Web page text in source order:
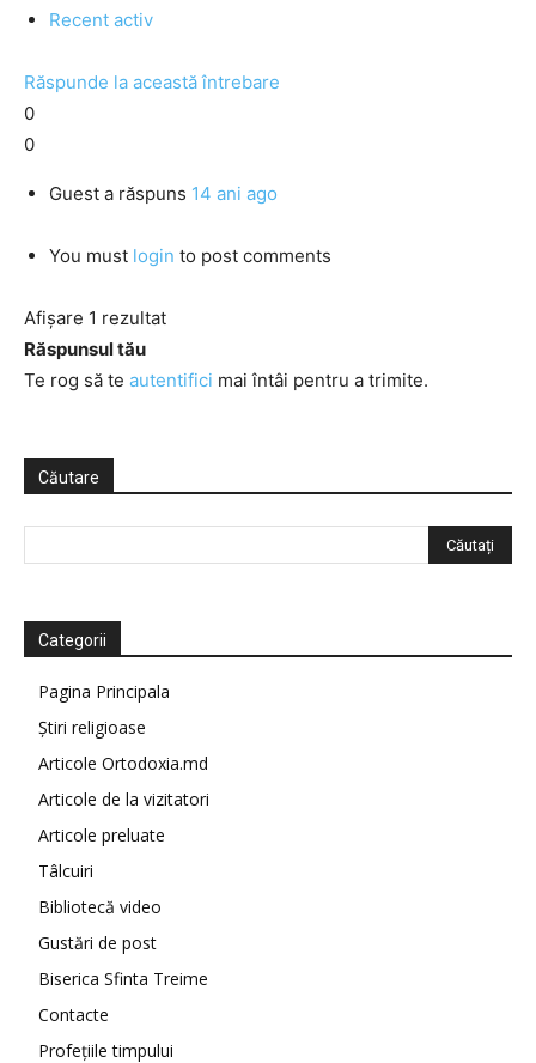
Recent activ
Răspunde la această întrebare
0
0
Guest a răspuns 14 ani ago
You must login to post comments
Afișare 1 rezultat
Răspunsul tău
Te rog să te autentifici mai întâi pentru a trimite.
Căutare
Categorii
Pagina Principala
Știri religioase
Articole Ortodoxia.md
Articole de la vizitatori
Articole preluate
Tâlcuiri
Bibliotecă video
Gustări de post
Biserica Sfinta Treime
Contacte
Profețiile timpului